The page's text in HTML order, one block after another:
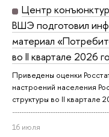
Центр
ВШЭ подготовил
материал
во II квартале 2026
Приведены оценки
настроений населения
структуры во II квартале
16 июля